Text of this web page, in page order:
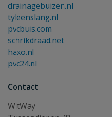
drainagebuizen.nl
tyleenslang.nl
pvcbuis.com
schrikdraad.net
haxo.nl
pvc24.nl
Contact
WitWay